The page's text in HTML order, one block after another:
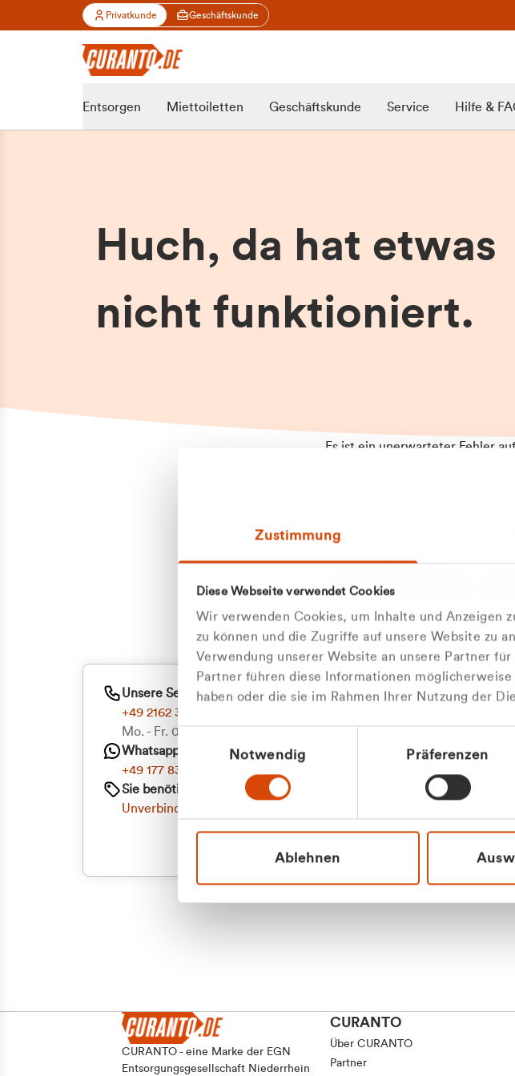
Zustimmung
Diese Webseite verwendet Cookies
Wir verwenden Cookies, um Inhalte und Anzeigen
zu können und die Zugriffe auf unsere Website zu
Verwendung unserer Website an unsere Partner
Partner führen diese Informationen
haben oder die sie im Rahmen Ihrer Nutzung der
Einwilligungsauswahl
Notwendig Präferenzen
Ablehnen
Privatkunde Geschäftskunde
Zu welcher
Kundengruppe
gehören Sie?
Privatkunde (inkl. MwSt.)
Geschäftskunde (exkl. MwSt.)
Entsorgen Miettoiletten Geschäftskunde Service Hilfe &
Huch, da hat etwas
nicht funktioniert.
Es ist ein unerwarteter Fehler
aufgetretenen Fehler an. Wir
Unannehmlichkeiten.
Zum Abfallberater
Oder
Wir
Unsere Service-Hotline
+49 2162 3769000
Mo. - Fr. 08.00 - 16:30 Uhr
Whatsapp
+49 177 8376058
Sie benötigen ein individuelles Angebot?
Unverbindliche Anfrage stellen
CURANTO - eine Marke der EGN
Entsorgungsgesellschaft Niederrhein
CURANTO
Über CURANTO
Partner